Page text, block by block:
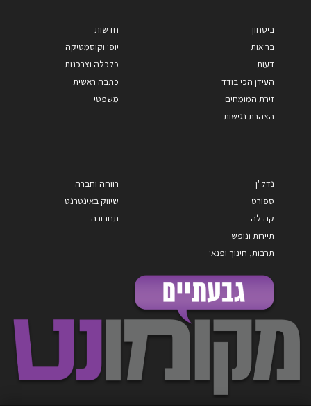
ביטחון
בריאות
דעות
העידן הכי בודד
זירת המומחים
הצהרת נגישות
חדשות
יופי וקוסמטיקה
כלכלה וצרכנות
כתבה ראשית
משפטי
נדל"ן
ספורט
קהילה
תיירות ונופש
תרבות, חינוך ופנאי
רווחה וחברה
שיווק באינטרנט
תחבורה